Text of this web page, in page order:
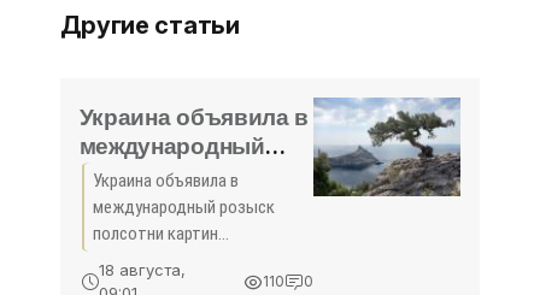
Другие статьи
Украина объявила в
международный
розыск полсотни
картин
Симферопольского
художественного
Украина объявила в
международный розыск
полсотни картин
Симферопольского
художественного музея
18 августа,
110 0